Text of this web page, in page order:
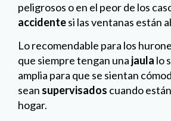
peligrosos o en el peor de los
accidentesi las ventanas están
Lo recomendable para los
que siempre tengan una jaula lo
amplia para que se sientan
sean supervisados cuando
hogar.